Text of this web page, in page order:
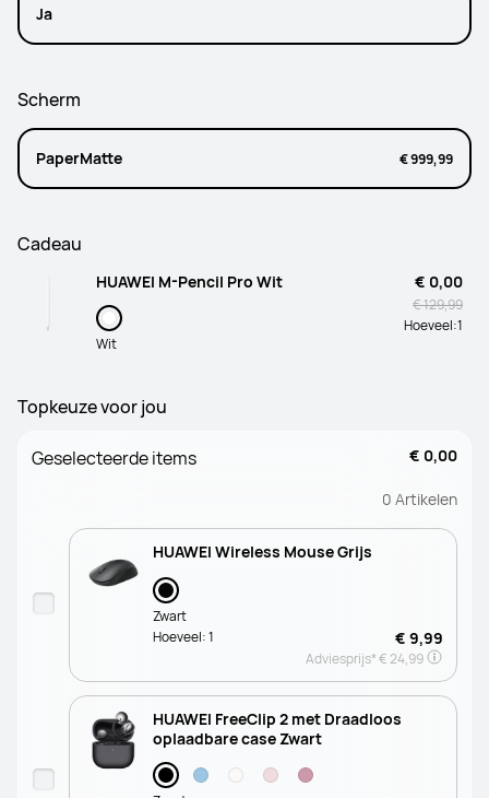
Ja
Scherm
PaperMatte € 999,99
Cadeau
HUAWEI M-Pencil Pro Wit
Wit
€ 0,00
€ 129,99
Hoeveel:1
Topkeuze voor jou
Geselecteerde items € 0,00
0 Artikelen
HUAWEI Wireless Mouse Grijs
Zwart
€ 9,99
Adviesprijs*€ 24,99
Hoeveel:1
HUAWEI FreeClip 2 met Draadloos
oplaadbare case Zwart